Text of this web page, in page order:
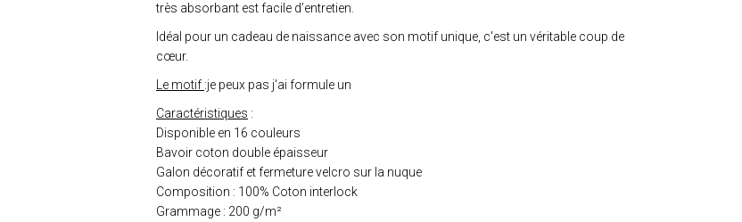
très absorbant est facile d’entretien.
Idéal pour un cadeau de naissance avec son motif unique, c'est un véritable coup de
cœur.
Le motif :je peux pas j'ai formule un
Caractéristiques :
Disponible en 16 couleurs
Bavoir coton double épaisseur
Galon décoratif et fermeture velcro sur la nuque
Composition : 100% Coton interlock
Grammage : 200 g/m²